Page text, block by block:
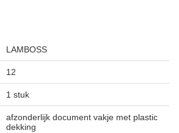
LAMBOSS
12
1 stuk
afzonderlijk document vakje met plastic
dekking